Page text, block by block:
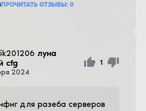
ПРОЧИТАТЬ ОТЗЫВЫ: 0
луна
cfg
2024
1
для разеба серверов